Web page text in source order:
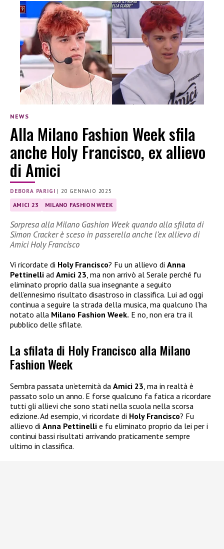
NEWS
Alla Milano Fashion Week sfila
anche Holy Francisco, ex allievo
di Amici
DEBORA PARIGI | 20 GENNAIO 2025
AMICI 23 MILANO FASHION WEEK
Sorpresa alla Milano Gashion Week quando alla sfilata di
Simon Cracker è sceso in passerella anche l’ex allievo di
Amici Holy Francisco
Vi ricordate di Holy Francisco? Fu un allievo di Anna
Pettinelli ad Amici 23, ma non arrivò al Serale perché fu
eliminato proprio dalla sua insegnante a seguito
dell’ennesimo risultato disastroso in classifica. Lui ad oggi
continua a seguire la strada della musica, ma qualcuno l’ha
notato alla Milano Fashion Week. E no, non era tra il
pubblico delle sfilate.
La sfilata di Holy Francisco alla Milano
Fashion Week
Sembra passata un’eternità da Amici 23 , ma in realtà è
passato solo un anno. E forse qualcuno fa fatica a ricordare
tutti gli allievi che sono stati nella scuola nella scorsa
edizione. Ad esempio, vi ricordate di Holy Francisco? Fu
allievo di Anna Pettinelli e fu eliminato proprio da lei per i
continui bassi risultati arrivando praticamente sempre
ultimo in classifica.